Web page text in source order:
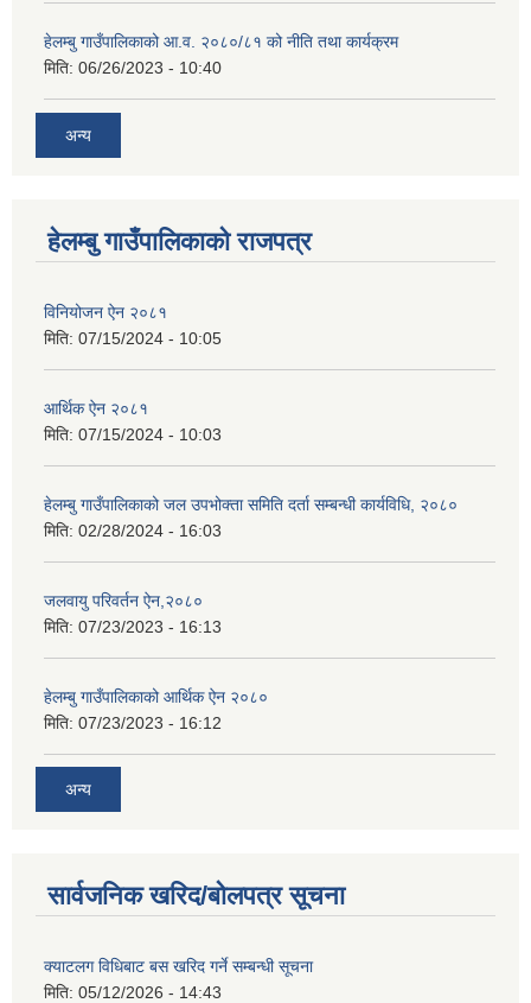
हेलम्बु गाउँपालिकाको आ.व. २०८०/८१ को नीति तथा कार्यक्रम
मिति: 06/26/2023 - 10:40
अन्य
हेलम्बु गाउँपालिकाको राजपत्र
विनियोजन ऐन २०८१
मिति: 07/15/2024 - 10:05
आर्थिक ऐन २०८१
मिति: 07/15/2024 - 10:03
हेलम्बु गाउँपालिकाको जल उपभोक्ता समिति दर्ता सम्बन्धी कार्यविधि, २०८०
मिति: 02/28/2024 - 16:03
जलवायु परिवर्तन ऐन,२०८०
मिति: 07/23/2023 - 16:13
हेलम्बु गाउँपालिकाको आर्थिक ऐन २०८०
मिति: 07/23/2023 - 16:12
अन्य
सार्वजनिक खरिद/बोलपत्र सूचना
क्याटलग विधिबाट बस खरिद गर्ने सम्बन्धी सूचना
मिति: 05/12/2026 - 14:43